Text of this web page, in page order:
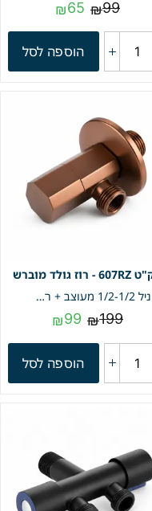
₪99
₪65
הוספה לסל
607RZ - רוז גולד מוברש
ברז ניל 1/2-1/2 מעוצב + רוזטה | רוז גולד מוברש | מק"ט 607RZ
₪199
₪99
הוספה לסל